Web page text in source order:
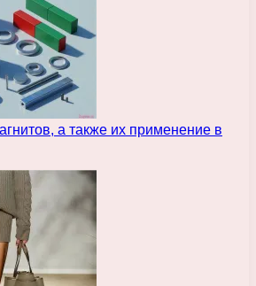
а также их применение в